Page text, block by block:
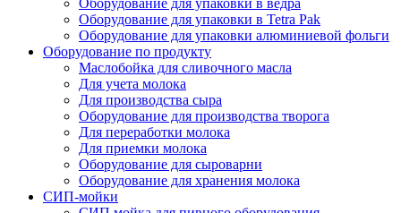
Оборудование для упаковки в Tetra Pak
Оборудование для упаковки алюминиевой фольги
Оборудование по продукту
Маслобойка для сливочного масла
Для учета молока
Для производства сыра
Оборудование для производства творога
Для переработки молока
Для приемки молока
Оборудование для сыроварни
Оборудование для хранения молока
СИП-мойки